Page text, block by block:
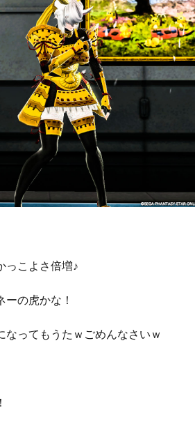
っこよさ倍増♪
の虎かな！
ってもうたｗごめんなさいｗ